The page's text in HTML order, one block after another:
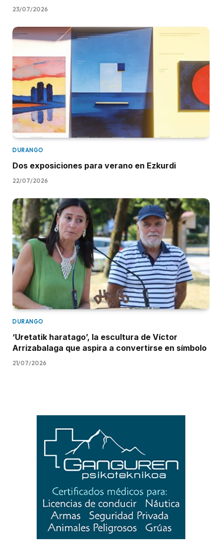
23/07/2026
DURANGO
Dos exposiciones para verano en Ezkurdi
22/07/2026
DURANGO
‘Uretatik haratago’, la escultura de Víctor
Arrizabalaga que aspira a convertirse en símbolo
21/07/2026